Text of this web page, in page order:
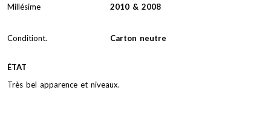
Millésime
2010 & 2008
Conditiont. Carton neutre
ÉTAT
Très bel apparence et niveaux.